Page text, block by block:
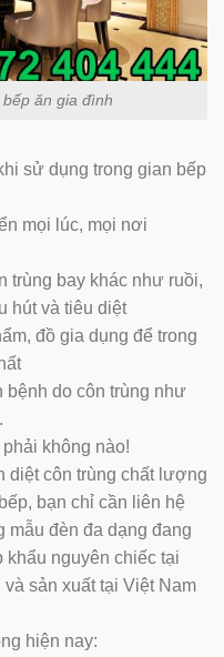
ăn gia đình
sử dụng trong gian bếp
mọi lúc, mọi nơi
trùng bay khác như ruồi,
hút và tiêu diệt
đồ gia dụng để trong
do côn trùng như
không nào!
côn trùng chất lượng
bạn chỉ cần liên hệ
mẫu đèn đa dạng đang
nguyên chiếc tại
sản xuất tại Việt Nam
hiện nay: